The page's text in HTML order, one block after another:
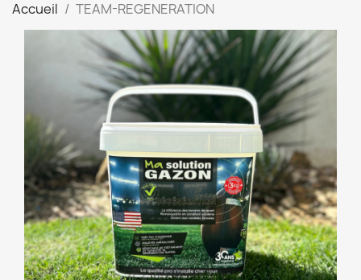
Accueil TEAM-REGENERATION